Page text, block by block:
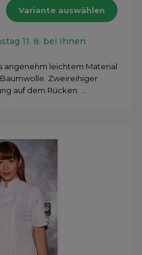
Variante auswählen
11. 8. bei Ihnen
angenehm leichtem Material
Baumwolle. Zweireihiger
auf dem Rücken. ...